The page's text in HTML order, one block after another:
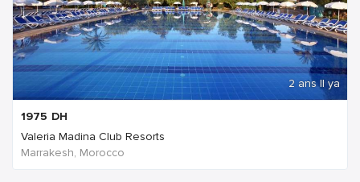
2 ans Il ya
1975 DH
Valeria Madina Club Resorts
Marrakesh, Morocco